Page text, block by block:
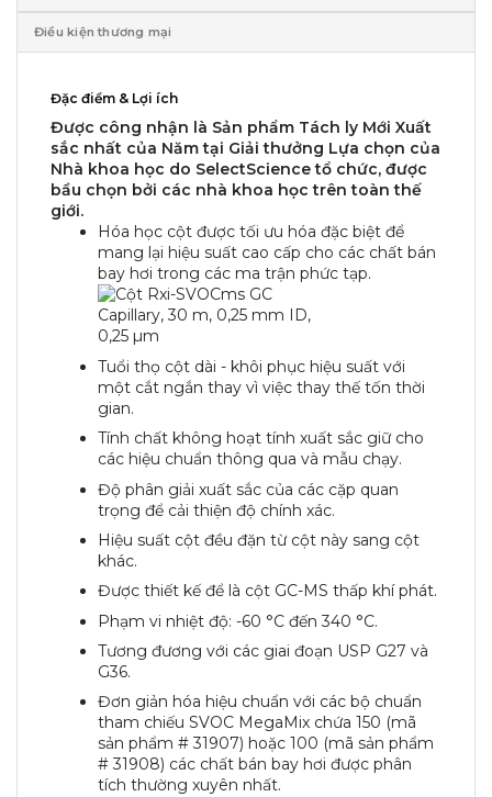
Điều kiện thương mại
Đặc điểm & Lợi ích
Được công nhận là Sản phẩm Tách ly Mới Xuất
sắc nhất của Năm tại Giải thưởng Lựa chọn của
Nhà khoa học do SelectScience tổ chức, được
bầu chọn bởi các nhà khoa học trên toàn thế
giới.
Hóa học cột được tối ưu hóa đặc biệt để
mang lại hiệu suất cao cấp cho các chất bán
bay hơi trong các ma trận phức tạp.
Tuổi thọ cột dài - khôi phục hiệu suất với
một cắt ngắn thay vì việc thay thế tốn thời
gian.
Tính chất không hoạt tính xuất sắc giữ cho
các hiệu chuẩn thông qua và mẫu chạy.
Độ phân giải xuất sắc của các cặp quan
trọng để cải thiện độ chính xác.
Hiệu suất cột đều đặn từ cột này sang cột
khác.
Được thiết kế để là cột GC-MS thấp khí phát.
Phạm vi nhiệt độ: -60 °C đến 340 °C.
Tương đương với các giai đoạn USP G27 và
G36.
Đơn giản hóa hiệu chuẩn với các bộ chuẩn
tham chiếu SVOC MegaMix chứa 150 (mã
sản phẩm # 31907) hoặc 100 (mã sản phẩm
# 31908) các chất bán bay hơi được phân
tích thường xuyên nhất.